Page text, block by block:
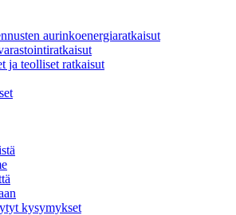
aurinkoenergiaratkaisut
ja teolliset ratkaisut
kysymykset